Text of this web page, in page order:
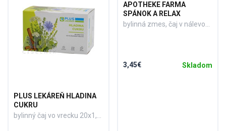
PLUS LEKÁREŇ HLADINA
CUKRU
APOTHEKE FARMA
SPÁNOK A RELAX
3,45€ Skladom